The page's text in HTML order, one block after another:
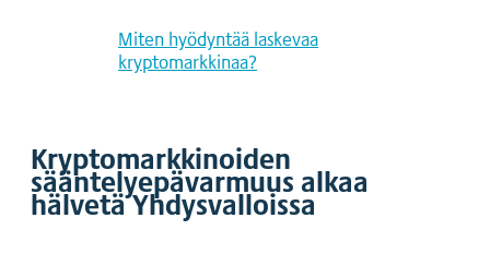
Miten hyödyntää laskevaa
kryptomarkkinaa?
Kryptomarkkinoiden
sääntelyepävarmuus alkaa
hälvetä Yhdysvalloissa